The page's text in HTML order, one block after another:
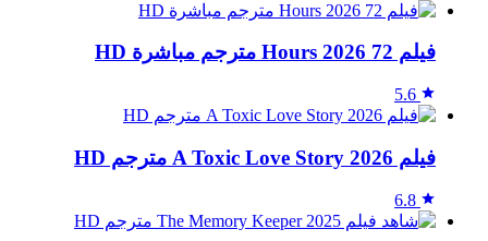
فيلم 72 Hours 2026 مترجم مباشرة HD
5.6
فيلم A Toxic Love Story 2026 مترجم HD
6.8